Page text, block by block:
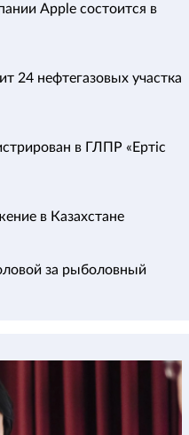
Apple состоится в
24 нефтегазовых участка
в ГЛПР «Ертіс
в Казахстане
за рыболовный